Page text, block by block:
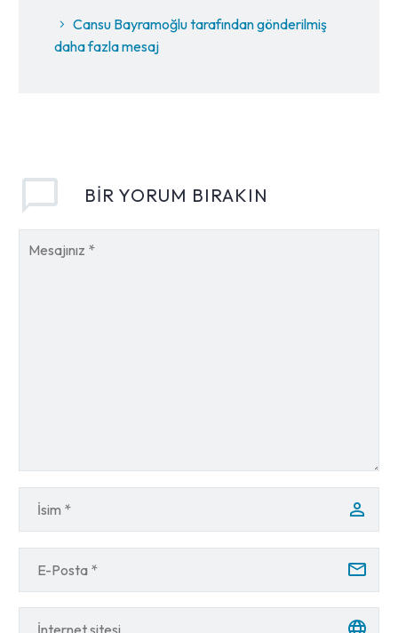
Cansu Bayramoğlu tarafından gönderilmiş
daha fazla mesaj
BIR YORUM BIRAKIN